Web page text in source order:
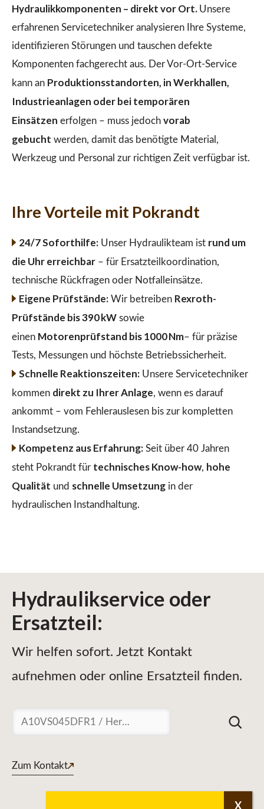
Hydraulikkomponenten – direkt vor Ort. Unsere
erfahrenen Servicetechniker analysieren Ihre Systeme,
identifizieren Störungen und tauschen defekte
Komponenten fachgerecht aus. Der Vor-Ort-Service
kann an Produktionsstandorten, in Werkhallen,
Industrieanlagen oder bei temporären
Einsätzen erfolgen – muss jedoch vorab
gebucht werden, damit das benötigte Material,
Werkzeug und Personal zur richtigen Zeit verfügbar ist.
Ihre Vorteile mit Pokrandt
24/7 Soforthilfe:Unser Hydraulikteam ist rund um
die Uhr erreichbar – für Ersatzteilkoordination,
technische Rückfragen oder Notfalleinsätze.
Eigene Prüfstände:Wir betreiben Rexroth-
Prüfstände bis 390 kW sowie
einen Motorenprüfstand bis 1000 Nm– für präzise
Tests, Messungen und höchste Betriebssicherheit.
Schnelle Reaktionszeiten:Unsere Servicetechniker
kommen direkt zu Ihrer Anlage, wenn es darauf
ankommt – vom Fehlerauslesen bis zur kompletten
Instandsetzung.
Kompetenz aus Erfahrung:Seit über 40 Jahren
steht Pokrandt für technisches Know-how, hohe
Qualität und schnelle Umsetzung in der
hydraulischen Instandhaltung.
Hydraulikservice oder
Ersatzteil:
Wir helfen sofort. Jetzt Kontakt
aufnehmen oder online Ersatzteil finden.
Suchen
Zum Kontakt